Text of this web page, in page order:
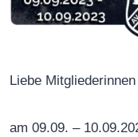
Liebe
am 09.09. –